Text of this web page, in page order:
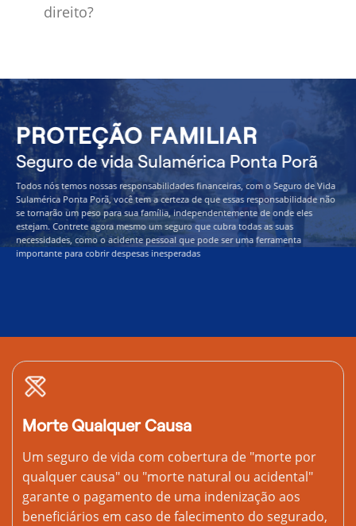
direito?
PROTEÇÃO FAMILIAR
Seguro de vida Sulamérica Ponta Porã
Todos nós temos nossas responsabilidades financeiras, com o Seguro de Vida
Sulamérica Ponta Porã, você tem a certeza de que essas responsabilidade não
se tornarão um peso para sua família, independentemente de onde eles
estejam. Contrete agora mesmo um seguro que cubra todas as suas
necessidades, como o acidente pessoal que pode ser uma ferramenta
importante para cobrir despesas inesperadas
Morte Qualquer Causa
Um seguro de vida com cobertura de "morte por
qualquer causa" ou "morte natural ou acidental"
garante o pagamento de uma indenização aos
beneficiários em caso de falecimento do segurado,